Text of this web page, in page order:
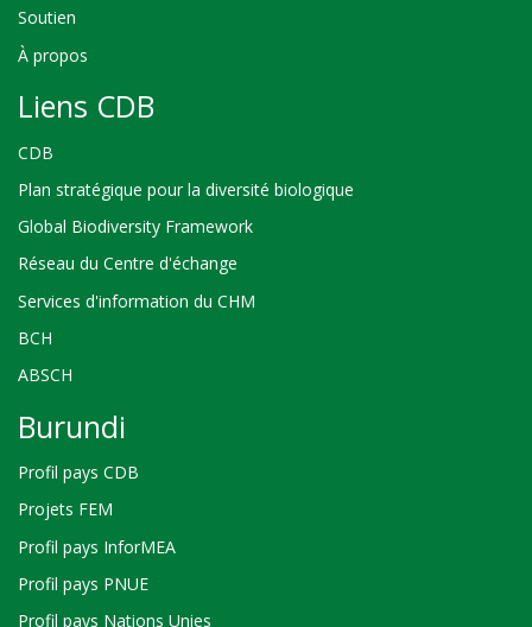
Soutien
À propos
Liens CDB
CDB
Plan stratégique pour la diversité biologique
Global Biodiversity Framework
Réseau du Centre d'échange
Services d'information du CHM
BCH
ABSCH
Burundi
Profil pays CDB
Projets FEM
Profil pays InforMEA
Profil pays PNUE
Profil pays Nations Unies